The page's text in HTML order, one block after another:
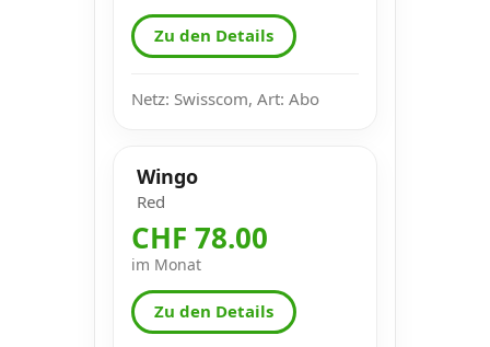
Zu den Details
Netz: Swisscom, Art: Abo
Wingo
Red
CHF 78.00
im Monat
Zu den Details